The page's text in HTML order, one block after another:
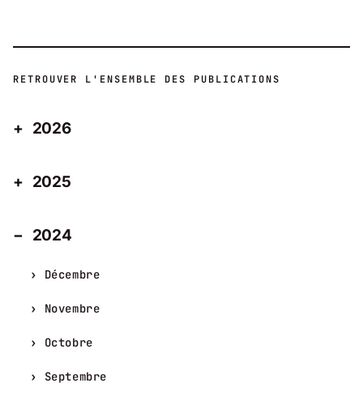
RETROUVER L'ENSEMBLE DES PUBLICATIONS
2026
2025
2024
Décembre
Novembre
Octobre
Septembre